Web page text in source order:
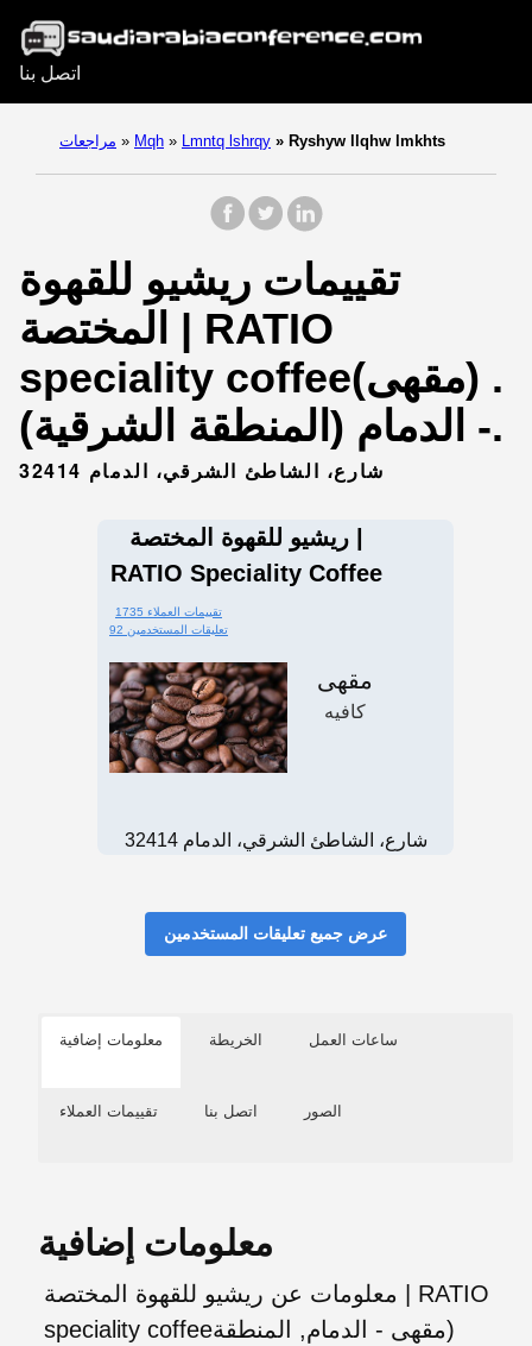
اتصل بنا
مراجعات » Mqh » Lmntq lshrqy » Ryshyw llqhw lmkhts
تقييمات ريشيو للقهوة
المختصة | RATIO
speciality coffee‏. (مقهى)
- الدمام (المنطقة الشرقية).
شارع، الشاطئ الشرقي، الدمام 32414
ريشيو للقهوة المختصة |
RATIO Speciality Coffee‏
1735 تقييمات العملاء
92 تعليقات المستخدمين
مقهى
كافيه
شارع، الشاطئ الشرقي، الدمام 32414
عرض جميع تعليقات المستخدمين
معلومات إضافية الخريطة ساعات العمل
تقييمات العملاء اتصل بنا الصور
معلومات إضافية
معلومات عن ريشيو للقهوة المختصة | RATIO
speciality coffee‏ (مقهى - الدمام, المنطقة